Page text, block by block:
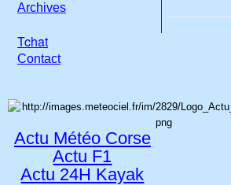
Archives
Tchat
Contact
Actu Météo Corse
Actu F1
Actu 24H Kayak